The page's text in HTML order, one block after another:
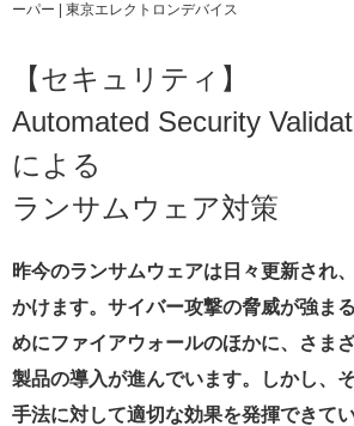
ーパー | 東京エレクトロンデバイス
【セキュリティ】
Automated Security
による
ランサムウェア対策
昨今のランサムウェアは日々更新され
かけます。サイバー攻撃の脅威が強ま
めにファイアウォールのほかに、さま
製品の導入が進んでいます。しかし、
手法に対して適切な効果を発揮できて